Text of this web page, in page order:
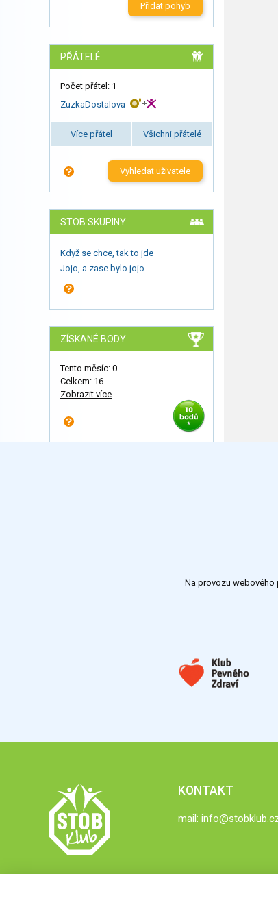
Přidat pohyb
PŘÁTELÉ
Počet přátel: 1
ZuzkaDostalova
Více přátel Všichni přátelé
Vyhledat uživatele
STOB SKUPINY
Když se chce, tak to jde
Jojo, a zase bylo jojo
ZÍSKANÉ BODY
Tento měsíc: 0
Celkem: 16
Zobrazit více
Na provozu webového
KONTAKT
mail: